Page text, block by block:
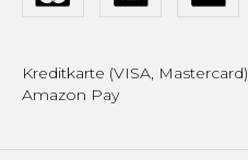
Kreditkarte (VISA,
Amazon Pay